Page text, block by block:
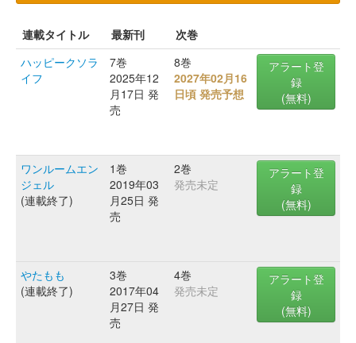
連載タイトル 最新刊
次巻
ハッピークソラ
イフ
7巻
2025年12
月17日 発
売
8巻
2027年02月16
日頃 発売予想
アラート登
録
(無料)
ワンルームエン
ジェル
(連載終了)
1巻
2019年03
月25日 発
売
2巻
発売未定
アラート登
録
(無料)
やたもも
(連載終了)
3巻
2017年04
月27日 発
売
4巻
発売未定
アラート登
録
(無料)